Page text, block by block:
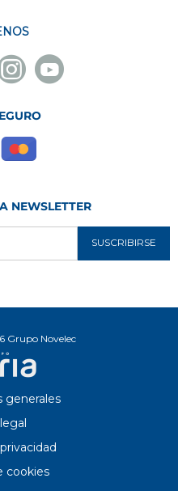
Youtube
Novelec
NEWSLETTER
SUSCRIBIRSE
Grupo Novelec
generales
cookies